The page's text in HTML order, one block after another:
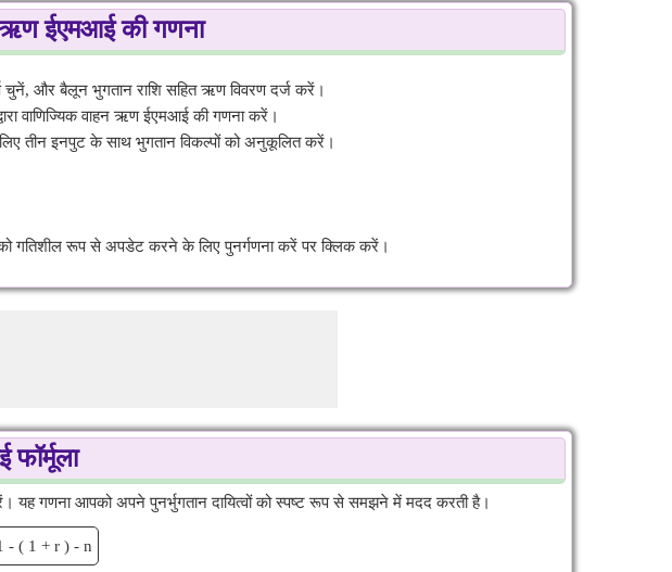
ऋण ईएमआई की गणना
चुनें, और बैलून भुगतान राशि सहित ऋण विवरण दर्ज करें।
वाणिज्यिक वाहन ऋण ईएमआई की गणना करें।
तीन इनपुट के साथ भुगतान विकल्पों को अनुकूलित करें।
गतिशील रूप से अपडेट करने के लिए पुनर्गणना करें पर क्लिक करें।
फॉर्मूला
यह गणना आपको अपने पुनर्भुगतान दायित्वों को स्पष्ट रूप से समझने में मदद करती है।
- ( 1 + r ) - n